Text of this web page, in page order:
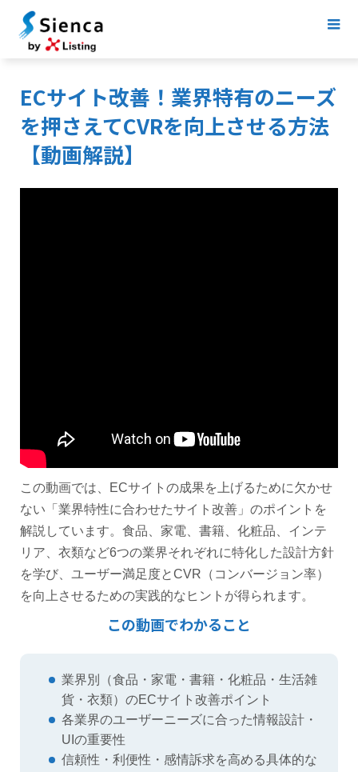
ECサイト改善！業界特有のニーズ
を押さえてCVRを向上させる方法
【動画解説】
この動画では、ECサイトの成果を上げるために欠かせ
ない「業界特性に合わせたサイト改善」のポイントを
解説しています。食品、家電、書籍、化粧品、インテ
リア、衣類など6つの業界それぞれに特化した設計方針
を学び、ユーザー満足度とCVR（コンバージョン率）
を向上させるための実践的なヒントが得られます。
この動画でわかること
業界別（食品・家電・書籍・化粧品・生活雑
貨・衣類）のECサイト改善ポイント
各業界のユーザーニーズに合った情報設計・
UIの重要性
信頼性・利便性・感情訴求を高める具体的な